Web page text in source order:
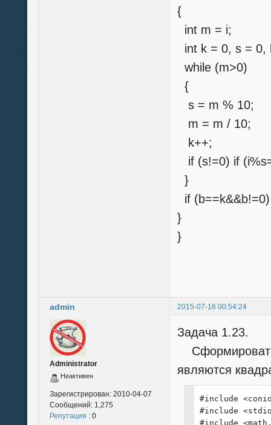
{
int m = i;
int k = 0, s = 0,
while (m>0)
{
s = m % 10;
m = m / 10;
k++;
if (s!=0) if
}
if
}
}
admin 2015-07-16 00:54:24
Administrator
Неактивен
Зарегистрирован: 2010-04-07
Сообщений: 1,275
Репутация : 0
Задача 1.23.
являются
#include
#include
#include